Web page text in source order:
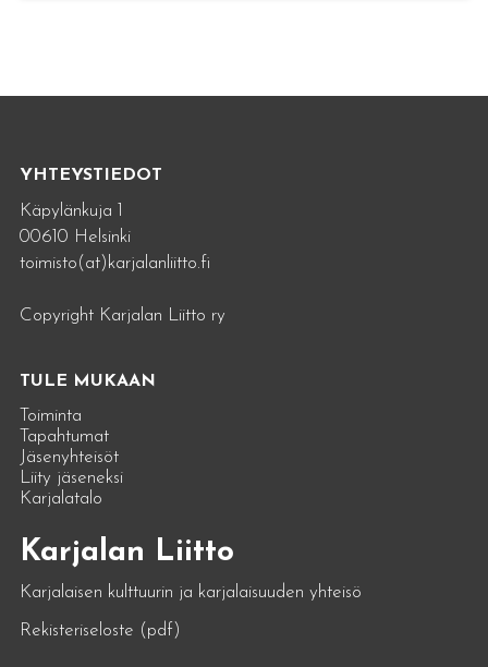
YHTEYSTIEDOT
Käpylänkuja 1
00610 Helsinki
toimisto(at)karjalanliitto.fi
Copyright Karjalan Liitto ry
TULE MUKAAN
Toiminta
Tapahtumat
Jäsenyhteisöt
Liity jäseneksi
Karjalatalo
Karjalan Liitto
Karjalaisen kulttuurin ja karjalaisuuden yhteisö
Rekisteriseloste (pdf)